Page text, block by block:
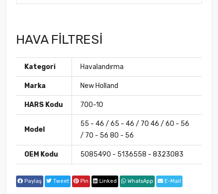
HAVA FİLTRESİ
Kategori Havalandırma
Marka New Holland
HARS Kodu 700-10
Model
55 - 46 / 65 - 46 / 70 46 / 60 - 56
/ 70 - 56 80 - 56
OEM Kodu 5085490 - 5136558 - 8323083
Paylaş Tweet Pin Linked WhatsApp E-Mail